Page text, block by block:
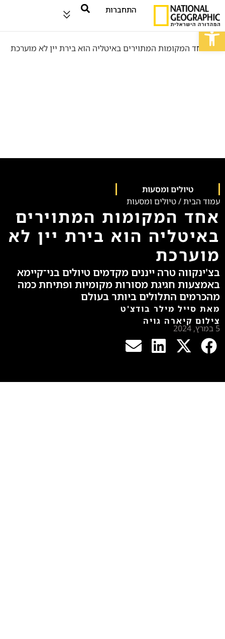
פתח סרגל נגישות
התחברות
טיולים ומסעות
עמוד הבית/טיולים ומסעות
אחד המקומות המתוירים
באיטליה הוא בירת יין לא
מוערכת
בצ'ינקווה טרה ייננים מקדמים טיולים בני־קיימא
באמצעות חגיגת מסורות מקומיות ופתיחת כמה
מהכרמים התלולים ביותר בעולם
מאת סייל מילר בודצ'ט
צילום קיארה גויה
5 במרץ, 2024